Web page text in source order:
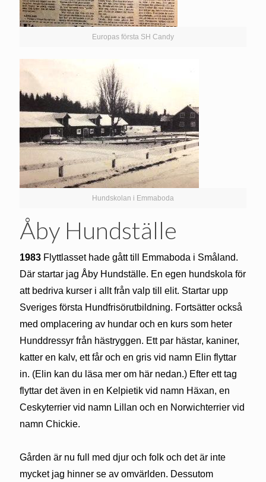
Europas första SH Candy
Hundskolan i Emmaboda
Åby Hundställe
1983 Flyttlasset hade gått till Emmaboda i Småland.
Där startar jag Åby Hundställe. En egen hundskola för
att bedriva kurser i allt från valp till elit. Startar upp
Sveriges första Hundfrisörutbildning. Fortsätter också
med omplacering av hundar och en kurs som heter
Hunddressyr från hästryggen. Ett par hästar, kaniner,
katter en kalv, ett får och en gris vid namn Elin flyttar
in. (Elin kan du läsa mer om här nedan.) Efter ett tag
flyttar det även in en Kelpietik vid namn Häxan, en
Ceskyterrier vid namn Lillan och en Norwichterrier vid
namn Chickie.
Gården är nu full med djur och folk och det är inte
mycket jag hinner se av omvärlden. Dessutom